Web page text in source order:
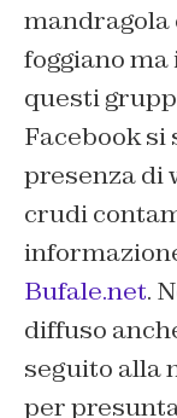
mandragola
foggiano
questi
Facebook
presenza di
crudi
Bufale.net.
diffuso
seguito alla
per